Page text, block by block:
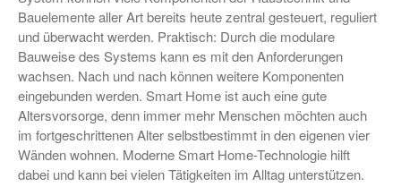
Bauelemente aller Art bereits heute zentral gesteuert, reguliert
und überwacht werden. Praktisch: Durch die modulare
Bauweise des Systems kann es mit den Anforderungen
wachsen. Nach und nach können weitere Komponenten
eingebunden werden. Smart Home ist auch eine gute
Altersvorsorge, denn immer mehr Menschen möchten auch
im fortgeschrittenen Alter selbstbestimmt in den eigenen vier
Wänden wohnen. Moderne Smart Home-Technologie hilft
dabei und kann bei vielen Tätigkeiten im Alltag unterstützen.